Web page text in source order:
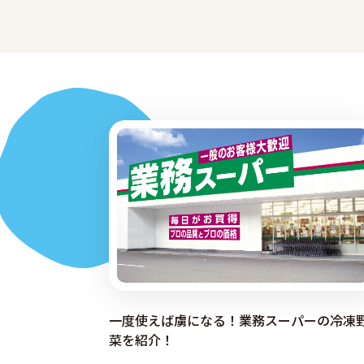
一度使えば虜になる！業務スーパーの冷凍
菜を紹介！